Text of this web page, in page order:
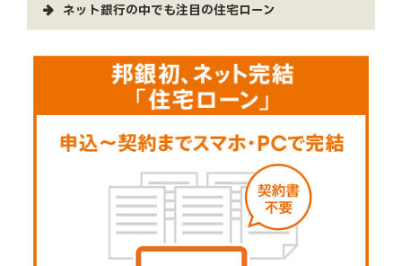
ネット銀行の中でも注目の住宅ローン